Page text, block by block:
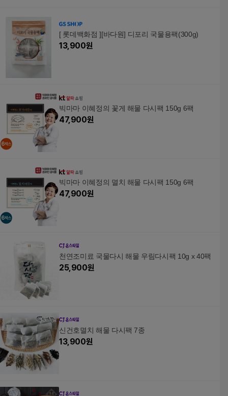
[ 롯데백화점 ][바다원] 디포리 국물용팩(300g)
13,900원
빅마마 이혜정의 꽃게 해물 다시팩 150g 6팩
47,900원
빅마마 이혜정의 멸치 해물 다시팩 150g 6팩
47,900원
천연조미료 국물다시 해물 우림다시팩 10g x 40팩
25,900원
신건호멸치 해물 다시팩 7종
13,900원